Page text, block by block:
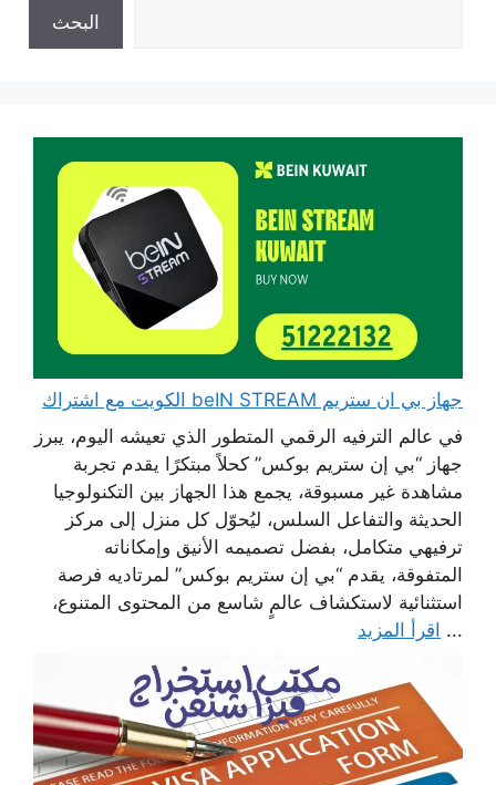
البحث
جهاز بي ان ستريم beIN STREAM الكويت مع اشتراك
في عالم الترفيه الرقمي المتطور الذي تعيشه اليوم، يبرز
جهاز “بي إن ستريم بوكس” كحلاً مبتكرًا يقدم تجربة
مشاهدة غير مسبوقة، يجمع هذا الجهاز بين التكنولوجيا
الحديثة والتفاعل السلس، ليُحوّل كل منزل إلى مركز
ترفيهي متكامل، بفضل تصميمه الأنيق وإمكاناته
المتفوقة، يقدم “بي إن ستريم بوكس” لمرتاديه فرصة
استثنائية لاستكشاف عالمٍ شاسع من المحتوى المتنوع،
... اقرأ المزيد